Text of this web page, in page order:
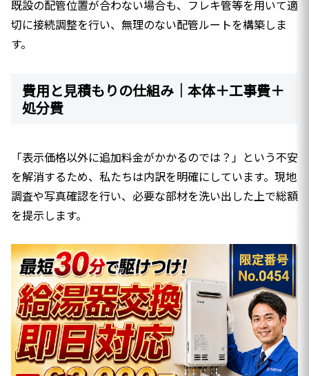
既設の配管位置が合わない場合も、フレキ管等を用いて適
切に接続調整を行い、無理のない配管ルートを構築しま
す。
費用と見積もりの仕組み｜本体＋工事費＋
処分費
「表示価格以外に追加料金がかかるのでは？」という不安
を解消するため、私たちは内訳を明確にしています。現地
調査や写真確認を行い、必要な部材を洗い出した上で総額
を提示します。